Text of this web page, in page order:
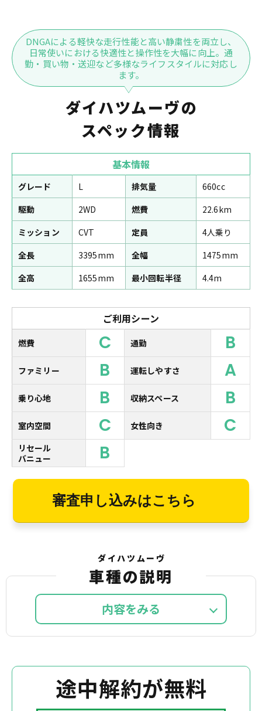
DNGAによる軽快な走行性能と高い静粛性を両立し、
日常使いにおける快適性と操作性を大幅に向上。通
勤・買い物・送迎など多様なライフスタイルに対応し
ます。
ダイハツムーヴの
スペック情報
基本情報
グレード L 排気量
660cc
駆動
2WD 燃費
22.6km
ミッション
CVT 定員
4人乗り
全長
3395mm 全幅
1475mm
全高
1655mm 最小回転半径 4.4m
ご利用シーン
燃費 C 通勤 B
ファミリー B 運転しやすさ A
乗り心地 B 収納スペース B
室内空間 C 女性向き C
リセール
バニュー
B
審査申し込みはこちら
ダイハツムーヴ
車種の説明
内容を
途中解約が無料